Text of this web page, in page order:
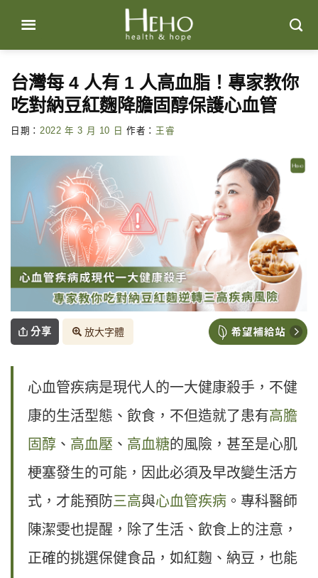
content
台灣每 4 人有 1 人高血脂！專家教你
吃對納豆紅麴降膽固醇保護心血管
日期： 2022 年 3 月 10 日 作者： 王睿
分享 放大字體
心血管疾病是現代人的一大健康殺手，不健
康的生活型態、飲食，不但造就了患有高膽
固醇 、 高血壓 、 高血糖的風險，甚至是心肌
梗塞發生的可能，因此必須及早改變生活方
式，才能預防三高與心血管疾病 。專科醫師
陳潔雯也提醒，除了生活、飲食上的注意，
正確的挑選保健食品，如紅麴、納豆，也能